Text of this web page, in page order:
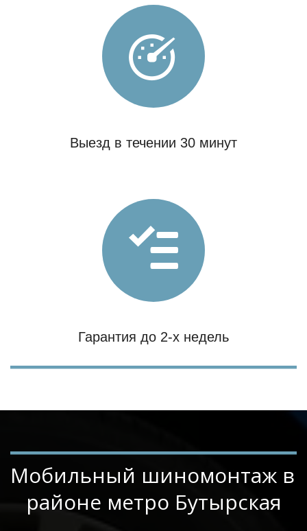
Выезд в течении 30 минут
Гарантия до 2-х недель
Мобильный шиномонтаж в
районе метро Бутырская